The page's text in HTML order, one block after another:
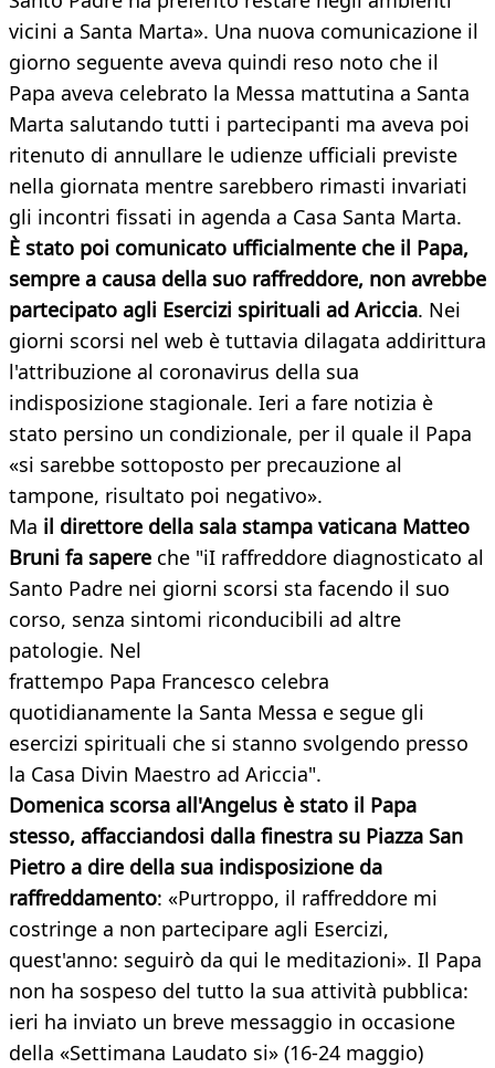
vicini a Santa Marta». Una nuova comunicazione il
giorno seguente aveva quindi reso noto che il
Papa aveva celebrato la Messa mattutina a Santa
Marta salutando tutti i partecipanti ma aveva poi
ritenuto di annullare le udienze ufficiali previste
nella giornata mentre sarebbero rimasti invariati
gli incontri fissati in agenda a Casa Santa Marta.
È stato poi comunicato ufficialmente che il Papa,
sempre a causa della suo raffreddore, non avrebbe
partecipato agli Esercizi spirituali ad Ariccia. Nei
giorni scorsi nel web è tuttavia dilagata addirittura
l'attribuzione al coronavirus della sua
indisposizione stagionale. Ieri a fare notizia è
stato persino un condizionale, per il quale il Papa
«si sarebbe sottoposto per precauzione al
tampone, risultato poi negativo».
Ma il direttore della sala stampa vaticana Matteo
Bruni fa sapere che "iI raffreddore diagnosticato al
Santo Padre nei giorni scorsi sta facendo il suo
corso, senza sintomi riconducibili ad altre
patologie. Nel
frattempo Papa Francesco celebra
quotidianamente la Santa Messa e segue gli
esercizi spirituali che si stanno svolgendo presso
la Casa Divin Maestro ad Ariccia".
Domenica scorsa all'Angelus è stato il Papa
stesso, affacciandosi dalla finestra su Piazza San
Pietro a dire della sua indisposizione da
raffreddamento: «Purtroppo, il raffreddore mi
costringe a non partecipare agli Esercizi,
quest'anno: seguirò da qui le meditazioni». Il Papa
non ha sospeso del tutto la sua attività pubblica:
ieri ha inviato un breve messaggio in occasione
della «Settimana Laudato si» (16-24 maggio)